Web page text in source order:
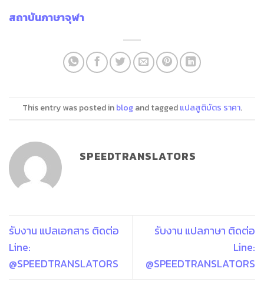
สถาบันภาษาจุฬา
This entry was posted inblogand taggedแปลสูติบัตร ราคา.
SPEEDTRANSLATORS
รับงาน แปลเอกสาร ติดต่อ
Line:
@SPEEDTRANSLATORS
รับงาน แปลภาษา ติดต่อ
Line:
@SPEEDTRANSLATORS